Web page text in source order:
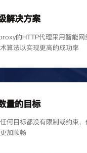
解决方案
的HTTP代理采用智能网
算法以实现更高的成功率
量的目标
何目标都没有限制或约束
加顺畅